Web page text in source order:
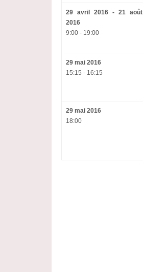
29 avril 2016 - 21 août
2016
9:00 - 19:00
29 mai 2016
15:15 - 16:15
29 mai 2016
18:00